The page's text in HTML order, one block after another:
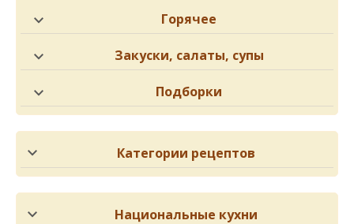
Горячее
Закуски, салаты, супы
Подборки
Категории рецептов
Национальные кухни